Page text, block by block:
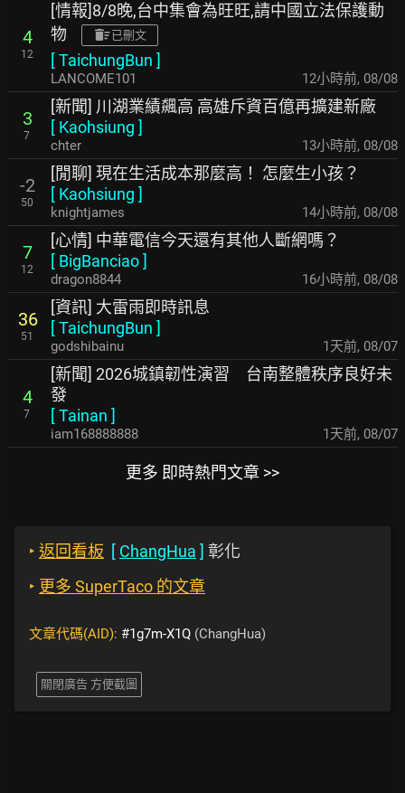
4
12
[情報]8/8晚,台中集會為旺旺,請中國立法保護動
物
已刪文
[TaichungBun ]
LANCOME101 12小時前, 08/08
3
7
[新聞] 川湖業績飆高 高雄斥資百億再擴建新廠
[ Kaohsiung ]
chter 13小時前, 08/08
-2
50
[閒聊] 現在生活成本那麼高！ 怎麼生小孩？
[ Kaohsiung ]
knightjames 14小時前, 08/08
7
12
[心情] 中華電信今天還有其他人斷網嗎？
[ BigBanciao]
dragon8844 16小時前, 08/08
36
51
[資訊] 大雷雨即時訊息
[TaichungBun ]
godshibainu 1天前, 08/07
4
7
[新聞] 2026城鎮韌性演習 台南整體秩序良好未
發
[Tainan ]
iam168888888 1天前, 08/07
更多 即時熱門文章 >>
‣ 返回看板 [ ChangHua ] 彰化
‣ 更多 SuperTaco 的文章
文章代碼(AID): #1g7m-X1Q (ChangHua)
關閉廣告 方便截圖